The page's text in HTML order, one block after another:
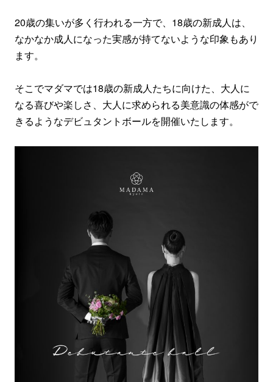
20歳の集いが多く行われる一方で、18歳の新成人は、
なかなか成人になった実感が持てないような印象もあり
ます。
そこでマダマでは18歳の新成人たちに向けた、大人に
なる喜びや楽しさ、大人に求められる美意識の体感がで
きるようなデビュタントボールを開催いたします。